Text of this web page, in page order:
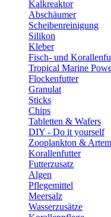
Kalkreaktor
Abschäumer
Scheibenreinigung
Silikon
Kleber
Fisch- und
Tropical Marine
Flockenfutter
Granulat
Sticks
Chips
Tabletten & Wafers
DIY - Do it yourself
Zooplankton &
Korallenfutter
Futterzusatz
Algen
Pflegemittel
Meersalz
Wasserzusätze